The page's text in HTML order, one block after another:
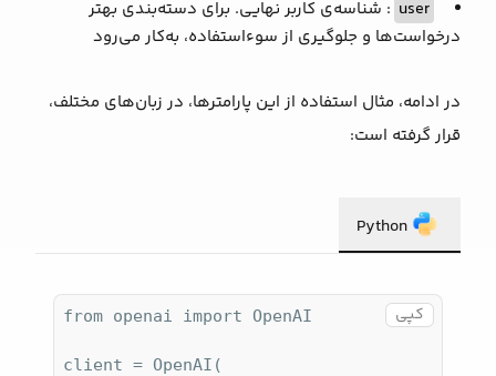
user : شناسه‌ی کاربر نهایی. برای دسته‌بندی بهتر
درخواست‌ها و جلوگیری از سوءاستفاده، به‌کار می‌رود
در ادامه، مثال استفاده از این پارامترها، در زبان‌های مختلف،
قرار گرفته است:
Python
کپی from openai import OpenAI
client = OpenAI(